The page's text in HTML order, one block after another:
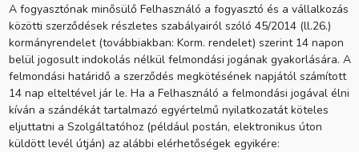
A fogyasztónak minősülő Felhasználó a fogyasztó és a vállalkozás
közötti szerződések részletes szabályairól szóló 45/2014 (ll.26.)
kormányrendelet (továbbiakban: Korm. rendelet) szerint 14 napon
belül jogosult indokolás nélkül felmondási jogának gyakorlására. A
felmondási határidő a szerződés megkötésének napjától számított
14 nap elteltével jár le. Ha a Felhasználó a felmondási jogával élni
kíván a szándékát tartalmazó egyértelmű nyilatkozatát köteles
eljuttatni a Szolgáltatóhoz (például postán, elektronikus úton
küldött levél útján) az alábbi elérhetőségek egyikére: